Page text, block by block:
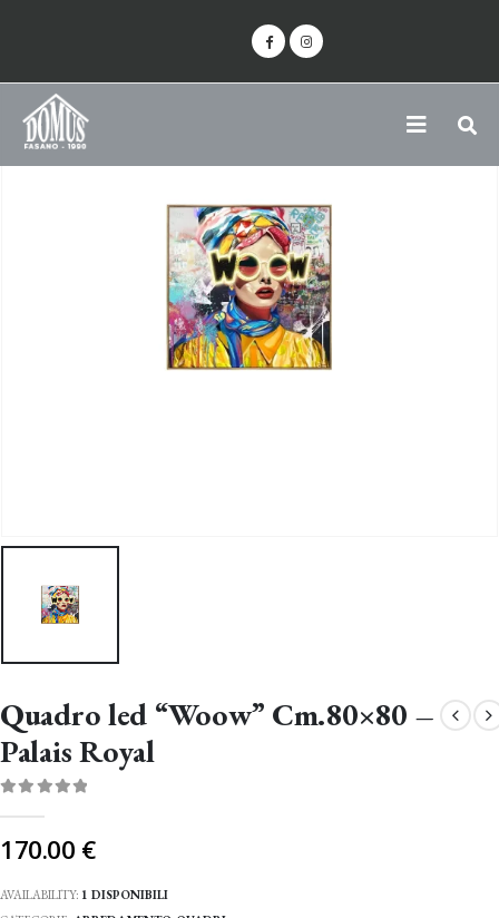
Quadro led “Woow” Cm.80×80 –
Palais Royal
170.00 €
AVAILABILITY: 1 DISPONIBILI